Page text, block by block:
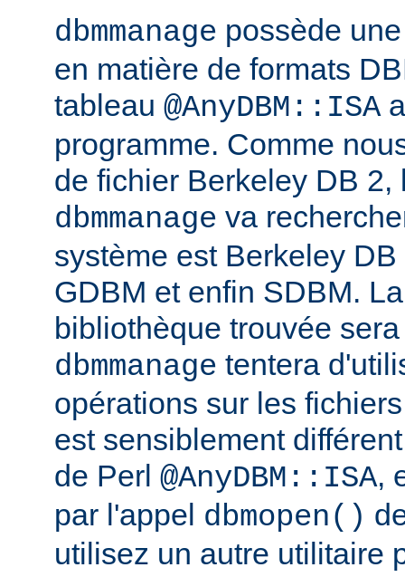
dbmmanage possède
en matière de formats
tableau @AnyDBM::ISA
programme. Comme
de fichier Berkeley DB
dbmmanage va
système est Berkeley
GDBM et enfin SDBM.
bibliothèque trouvée
dbmmanage tentera
opérations sur les
est sensiblement
de Perl @AnyDBM::ISA,
par l'appel dbmopen()
utilisez un autre utilitaire